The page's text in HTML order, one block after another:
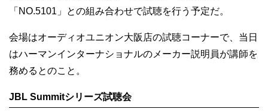
「NO.5101」との組み合わせで試聴を行う予定だ。
会場はオーディオユニオン大阪店の試聴コーナーで、当日
はハーマンインターナショナルのメーカー説明員が講師を
務めるとのこと。
JBL Summitシリーズ試聴会